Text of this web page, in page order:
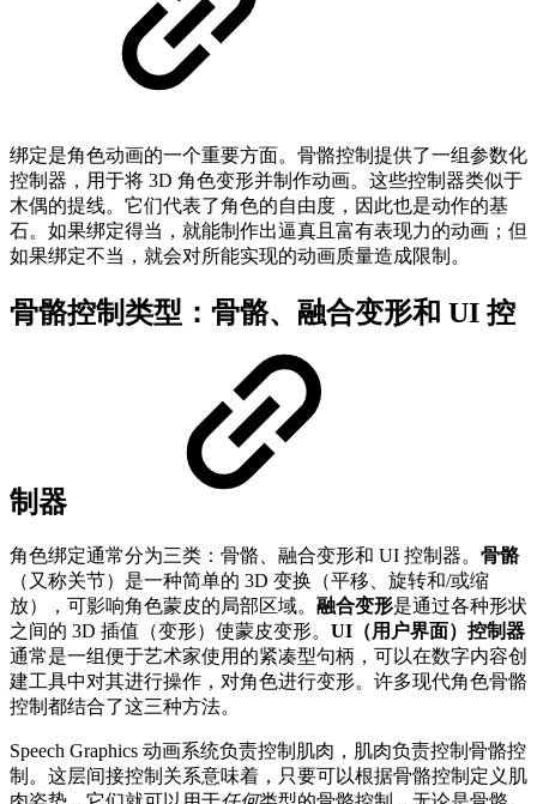
绑定是角色动画的一个重要方面。骨骼控制提供了一组参数化
控制器，用于将 3D 角色变形并制作动画。这些控制器类似于
木偶的提线。它们代表了角色的自由度，因此也是动作的基
石。如果绑定得当，就能制作出逼真且富有表现力的动画；但
如果绑定不当，就会对所能实现的动画质量造成限制。
骨骼控制类型：骨骼、融合变形和 UI 控
制器
角色绑定通常分为三类：骨骼、融合变形和 UI 控制器。 骨骼
（又称关节）是一种简单的 3D 变换（平移、旋转和/或缩
放），可影响角色蒙皮的局部区域。 融合变形是通过各种形状
之间的 3D 插值（变形）使蒙皮变形。 UI（用户界面）控制器
通常是一组便于艺术家使用的紧凑型句柄，可以在数字内容创
建工具中对其进行操作，对角色进行变形。许多现代角色骨骼
控制都结合了这三种方法。
Speech Graphics 动画系统负责控制肌肉，肌肉负责控制骨骼控
制。这层间接控制关系意味着，只要可以根据骨骼控制定义肌